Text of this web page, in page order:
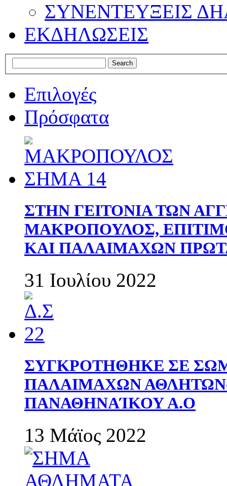
ΣΥΝΕΝΤΕΥΞΕΙΣ
ΕΚΔΗΛΩΣΕΙΣ
Επιλογές
Πρόσφατα
ΣΤΗΝ ΓΕΙΤΟΝΙΑ ΤΩΝ
ΜΑΚΡΟΠΟΥΛΟΣ,
ΚΑΙ ΠΑΛΑΙΜΑΧΩΝ
31 Ιουλίου 2022
ΣΥΓΚΡΟΤΗΘΗΚΕ ΣΕ
ΠΑΛΑΙΜΑΧΩΝ
ΠΑΝΑΘΗΝΑΊΚΟΥ Α.Ο
13 Μάϊος 2022